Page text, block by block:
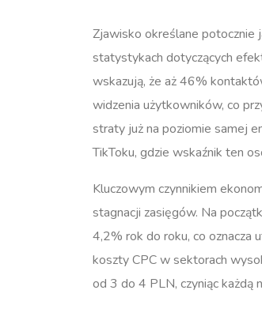
Zjawisko określane potocznie
statystykach dotyczących
wskazują, że aż 46%
widzenia użytkowników, co
straty już na poziomie samej
TikToku, gdzie wskaźnik ten
Kluczowym czynnikiem
stagnacji zasięgów. Na
4,2% rok do roku, co oznacza
koszty CPC w sektorach
od 3 do 4 PLN, czyniąc każdą